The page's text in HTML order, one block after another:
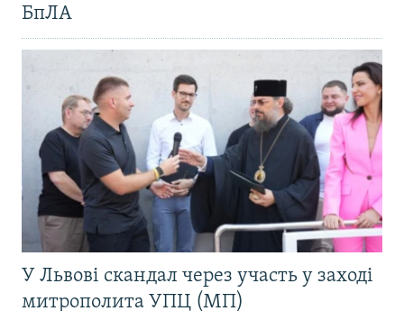
БпЛА
У Львові скандал через участь у заході
митрополита УПЦ (МП)